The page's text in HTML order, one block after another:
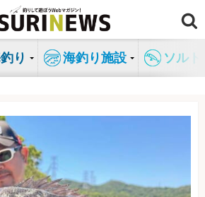
り 海釣り施設 ソル